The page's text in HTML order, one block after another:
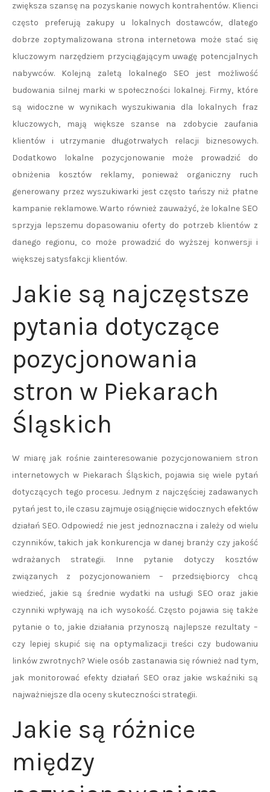
zwiększa szansę na pozyskanie nowych kontrahentów. Klienci
często preferują zakupy u lokalnych dostawców, dlatego
dobrze zoptymalizowana strona internetowa może stać się
kluczowym narzędziem przyciągającym uwagę potencjalnych
nabywców. Kolejną zaletą lokalnego SEO jest możliwość
budowania silnej marki w społeczności lokalnej. Firmy, które
są widoczne w wynikach wyszukiwania dla lokalnych fraz
kluczowych, mają większe szanse na zdobycie zaufania
klientów i utrzymanie długotrwałych relacji biznesowych.
Dodatkowo lokalne pozycjonowanie może prowadzić do
obniżenia kosztów reklamy, ponieważ organiczny ruch
generowany przez wyszukiwarki jest często tańszy niż płatne
kampanie reklamowe. Warto również zauważyć, że lokalne SEO
sprzyja lepszemu dopasowaniu oferty do potrzeb klientów z
danego regionu, co może prowadzić do wyższej konwersji i
większej satysfakcji klientów.
Jakie są najczęstsze
pytania dotyczące
pozycjonowania
stron w Piekarach
Śląskich
W miarę jak rośnie zainteresowanie pozycjonowaniem stron
internetowych w Piekarach Śląskich, pojawia się wiele pytań
dotyczących tego procesu. Jednym z najczęściej zadawanych
pytań jest to, ile czasu zajmuje osiągnięcie widocznych efektów
działań SEO. Odpowiedź nie jest jednoznaczna i zależy od wielu
czynników, takich jak konkurencja w danej branży czy jakość
wdrażanych strategii. Inne pytanie dotyczy kosztów
związanych z pozycjonowaniem – przedsiębiorcy chcą
wiedzieć, jakie są średnie wydatki na usługi SEO oraz jakie
czynniki wpływają na ich wysokość. Często pojawia się także
pytanie o to, jakie działania przynoszą najlepsze rezultaty –
czy lepiej skupić się na optymalizacji treści czy budowaniu
linków zwrotnych? Wiele osób zastanawia się również nad tym,
jak monitorować efekty działań SEO oraz jakie wskaźniki są
najważniejsze dla oceny skuteczności strategii.
Jakie są różnice
między